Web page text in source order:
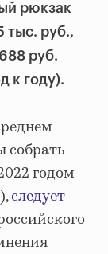
рюкзак
тыс. руб.,
руб.
к году).
собрать
годом
следует